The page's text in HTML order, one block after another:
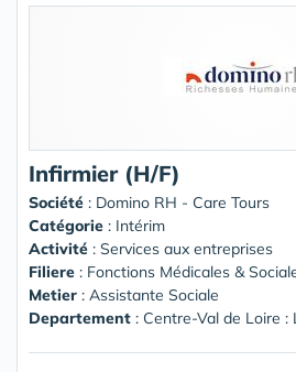
Infirmier (H/F)
Société : Domino RH - Care Tours
Catégorie : Intérim
Activité : Services aux entreprises
Filiere : Fonctions Médicales &
Metier : Assistante Sociale
Departement : Centre-Val de Loire